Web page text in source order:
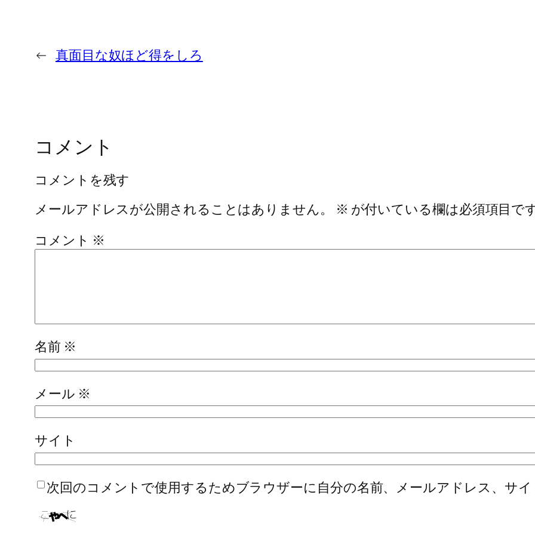
← 真面目な奴ほど得をしろ
コメント
コメントを残す
メールアドレスが公開されることはありません。
※ が付いている欄は必須項目で
コメント ※
名前 ※
メール ※
サイト
次回のコメントで使用するためブラウザーに自分の名前、メールアドレス、サイ